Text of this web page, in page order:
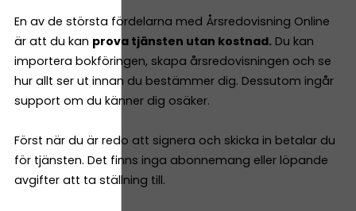
En av de största fördelarna med Årsredovisning Online
är att du kan prova tjänsten utan kostnad. Du kan
importera bokföringen, skapa årsredovisningen och se
hur allt ser ut innan du bestämmer dig. Dessutom ingår
support om du känner dig osäker.
Först när du är redo att signera och skicka in betalar du
för tjänsten. Det finns inga abonnemang eller löpande
avgifter att ta ställning till.